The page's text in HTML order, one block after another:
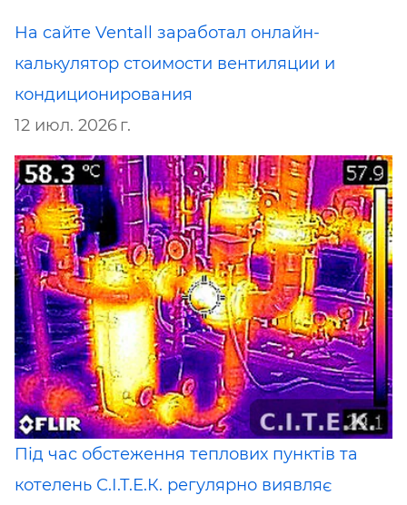
На сайте Ventall заработал онлайн-
калькулятор стоимости вентиляции и
кондиционирования
12 июл. 2026 г.
Під час обстеження теплових пунктів та
котелень С.І.Т.Е.К. регулярно виявляє